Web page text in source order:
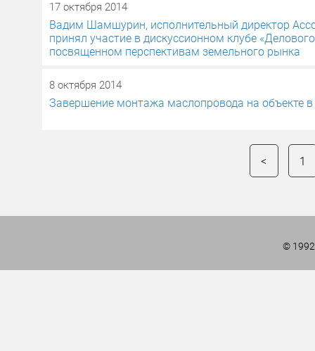
17 октября 2014
Вадим Шамшурин, исполнительный директор
принял участие в дискуссионном клубе
посвященном перспективам земельного рынка
8 октября 2014
Завершение монтажа маслопровода на объекте в
записям
< 1
© 1992